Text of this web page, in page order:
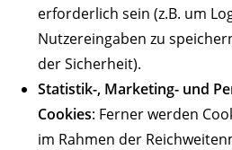
erforderlich sein (z.B. um
Nutzereingaben zu
der Sicherheit).
Statistik-, Marketing- und
Cookies: Ferner werden
im Rahmen der